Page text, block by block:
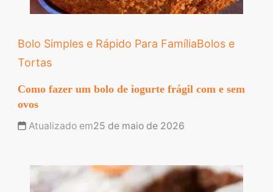
Bolo Simples e Rápido Para FamíliaBolos e
Tortas
Como fazer um bolo de iogurte frágil com e sem
ovos
Atualizado em25 de maio de 2026